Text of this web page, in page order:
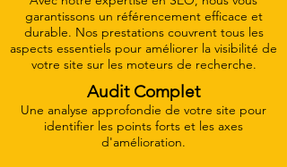
garantissons un référencement efficace et
durable. Nos prestations couvrent tous les
aspects essentiels pour améliorer la visibilité de
votre site sur les moteurs de recherche.
Audit Complet
Une analyse approfondie de votre site pour
identifier les points forts et les axes
d'amélioration.